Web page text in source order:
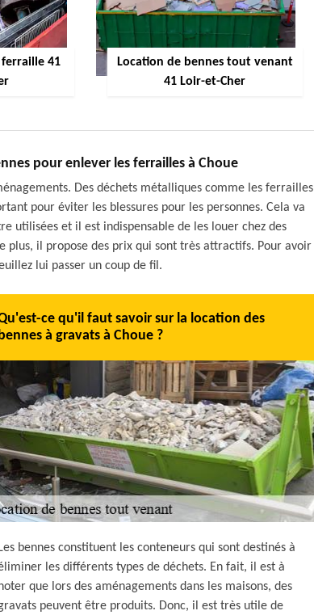
ferraille 41
Location de bennes tout venant
41 Loir-et-Cher
pour enlever les ferrailles à Choue
Des déchets métalliques comme les ferrailles
pour éviter les blessures pour les personnes. Cela va
utilisées et il est indispensable de les louer chez des
plus, il propose des prix qui sont très attractifs. Pour avoir
lui passer un coup de fil.
ce qu'il faut savoir sur la location des
à gravats à Choue ?
Les bennes constituent les conteneurs qui sont destinés à
les différents types de déchets. En fait, il est à
que lors des aménagements dans les maisons, des
peuvent être produits. Donc, il est très utile de